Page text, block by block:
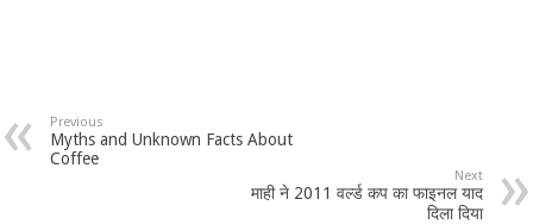
Previous
Myths and Unknown Facts About
Coffee
Next
माही ने 2011 वर्ल्ड कप का फाइनल याद
दिला दिया